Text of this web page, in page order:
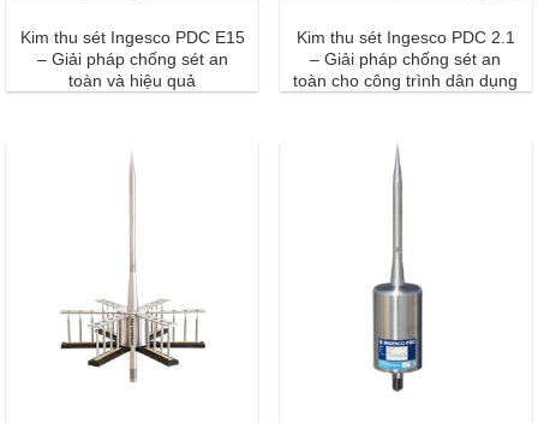
Kim thu sét Ingesco PDC E15
– Giải pháp chống sét an
toàn và hiệu quả
Kim thu sét Ingesco PDC 2.1
– Giải pháp chống sét an
toàn cho công trình dân dụng